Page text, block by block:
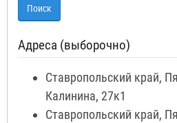
Адреса (выборочно)
Ставропольский край,
Калинина, 27к1
Ставропольский край,